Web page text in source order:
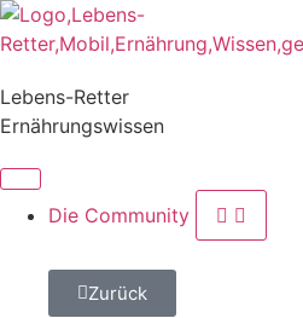
Lebens-Retter
Ernährungswissen
Die Community
Zurück